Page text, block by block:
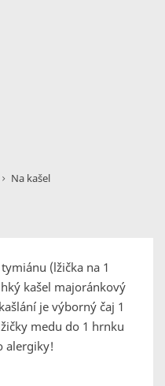
Na kašel
(lžička na 1
kašel majoránkový
je výborný čaj 1
medu do 1 hrnku
alergiky!